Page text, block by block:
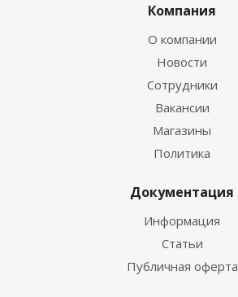
Компания
О компании
Новости
Сотрудники
Вакансии
Магазины
Политика
Документация
Информация
Статьи
Публичная оферта